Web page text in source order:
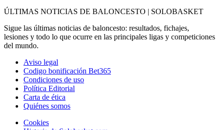
ÚLTIMAS NOTICIAS DE BALONCESTO | SOLOBASKET
Sigue las últimas noticias de baloncesto: resultados, fichajes,
lesiones y todo lo que ocurre en las principales ligas y competiciones
del mundo.
Aviso legal
Codigo bonificación Bet365
Condiciones de uso
Política Editorial
Carta de ética
Quiénes somos
Cookies